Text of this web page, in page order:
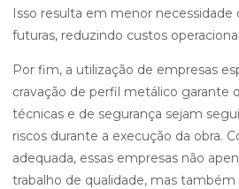
Isso resulta em menor necessidade
futuras, reduzindo custos
Por fim, a utilização de empresas
cravação de perfil metálico garante
técnicas e de segurança sejam
riscos durante a execução da obra.
adequada, essas empresas não
trabalho de qualidade, mas também